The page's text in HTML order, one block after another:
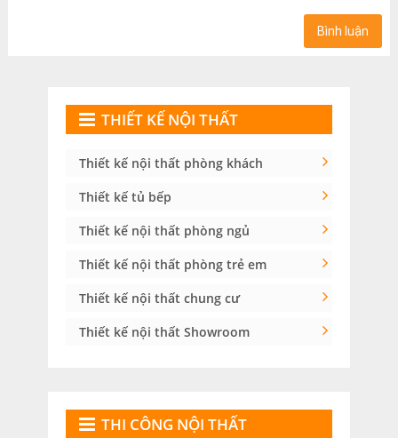
THIẾT KẾ NỘI THẤT
Thiết kế nội thất phòng khách
Thiết kế tủ bếp
Thiết kế nội thất phòng ngủ
Thiết kế nội thất phòng trẻ em
Thiết kế nội thất chung cư
Thiết kế nội thất Showroom
THI CÔNG NỘI THẤT